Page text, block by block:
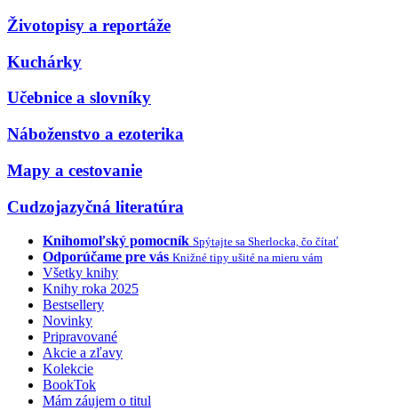
Životopisy a reportáže
Kuchárky
Učebnice a slovníky
Náboženstvo a ezoterika
Mapy a cestovanie
Cudzojazyčná literatúra
Knihomoľský pomocník Spýtajte sa Sherlocka, čo čítať
Odporúčame pre vás Knižné tipy ušité na mieru vám
Všetky knihy
Knihy roka 2025
Bestsellery
Novinky
Pripravované
Akcie a zľavy
Kolekcie
BookTok
Mám záujem o titul